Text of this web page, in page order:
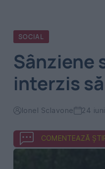
SOCIAL
Sânziene
interzis
Ionel Sclavone 24
COMENTEAZĂ